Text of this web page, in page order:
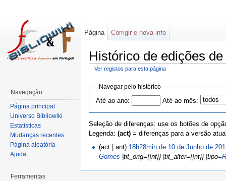
Histórico de edições
Ver registos para esta página
Navegar pelo histórico
Até ao ano: Até ao mês:
Seleção de diferenças: use os botões de
Legenda: (act) = diferenças para a versão
(act | ant) 18h28min de 10 de Junho de
Gomes |tit_orig={{nt}} |tit_alter={{nt}} |tipo=
Página Corrigir e nova info
Navegação
Página principal
Universo Bibliowiki
Estatísticas
Mudanças recentes
Página aleatória
Ajuda
Ferramentas